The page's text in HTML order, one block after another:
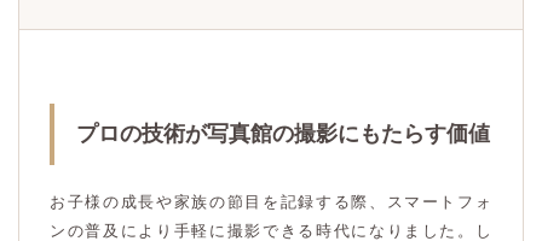
プロの技術が写真館の撮影にもたらす価値
お子様の成長や家族の節目を記録する際、スマートフォ
ンの普及により手軽に撮影できる時代になりました。し